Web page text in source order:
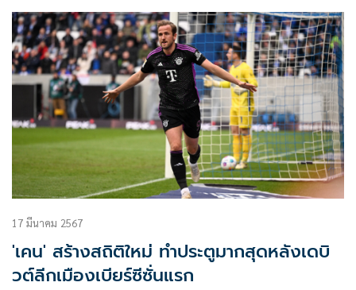
17 มีนาคม 2567
'เคน' สร้างสถิติใหม่ ทำประตูมากสุดหลังเดบิ
วต์ลีกเมืองเบียร์ซีซั่นแรก